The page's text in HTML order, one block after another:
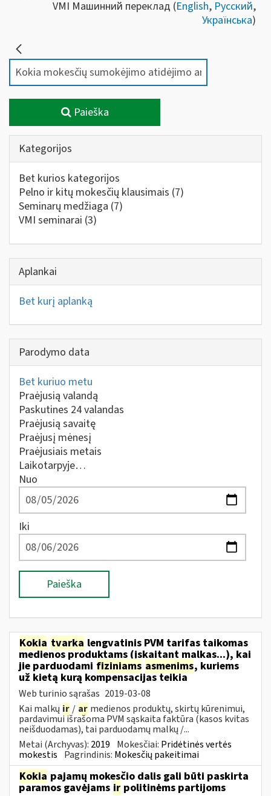
VMI Машинний переклад (English, Русский,
Українська)
Paieška
Kategorijos
Bet kurios kategorijos
Pelno ir kitų mokesčių klausimais (7)
Seminarų medžiaga (7)
VMI seminarai (3)
Aplankai
Bet kurį aplanką
Parodymo data
Bet kuriuo metu
Praėjusią valandą
Paskutines 24 valandas
Praėjusią savaitę
Praėjusį mėnesį
Praėjusiais metais
Laikotarpyje…
Nuo
Iki
Paieška
Kokia tvarka lengvatinis PVM tarifas taikomas
medienos produktams (įskaitant malkas...), kai
jie parduodami fiziniams asmenims, kuriems
už kietą kurą kompensacijas teikia
Web turinio sąrašas 2019-03-08
Kai malkų ir / ar medienos produktų, skirtų kūrenimui,
pardavimui išrašoma PVM sąskaita faktūra (kasos kvitas
neišduodamas), tai parduodamų malkų /...
Metai (Archyvas): 2019 Mokesčiai: Pridėtinės vertės
mokestis Pagrindinis: Mokesčių pakeitimai
Kokia pajamų mokesčio dalis gali būti paskirta
paramos gavėjams ir politinėms partijoms